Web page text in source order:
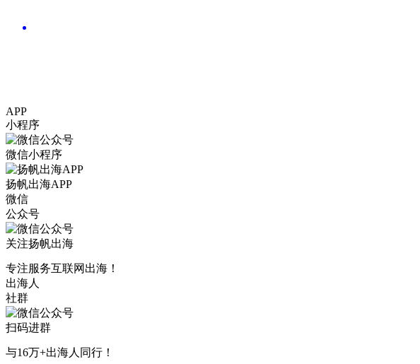
APP
小程序
微信小程序
扬帆出海APP
微信
公众号
关注扬帆出海
专注服务互联网出海！
出海人
社群
扫码进群
与16万+出海人同行！